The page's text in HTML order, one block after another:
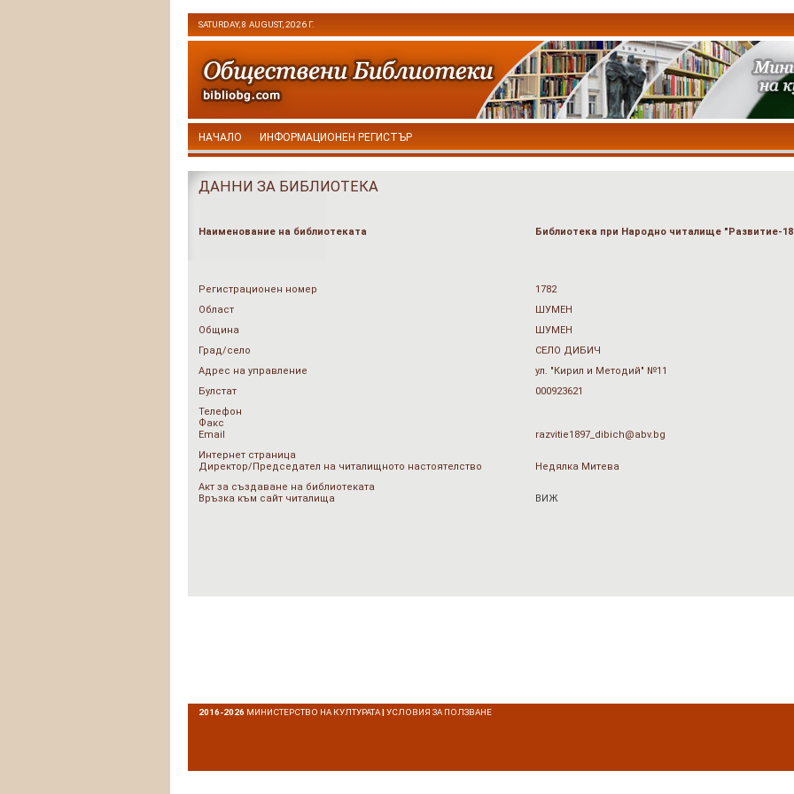
SATURDAY, 8 AUGUST, 2026 Г.
НАЧАЛО ИНФОРМАЦИОНЕН РЕГИСТЪР
ДАННИ ЗА БИБЛИОТЕКА
Наименование на библиотеката Библиотека при Народно читалище "Развитие-
Регистрационен номер
1782
Област
ШУМЕН
Община
ШУМЕН
Град/село
СЕЛО ДИБИЧ
Адрес на управление
ул. "Кирил и Методий" №11
Булстат
000923621
Телефон
Факс
Email
razvitie1897_dibich@abv.bg
Интернет страница
Директор/Председател на читалищното настоятелство
Недялка Митева
Акт за създаване на библиотеката
Връзка към сайт читалища
ВИЖ
2016-2026 МИНИСТЕРСТВО НА КУЛТУРАТА|УСЛОВИЯ ЗА ПОЛЗВАНЕ